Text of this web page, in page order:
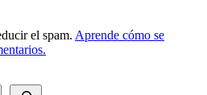
el spam. Aprende cómo se